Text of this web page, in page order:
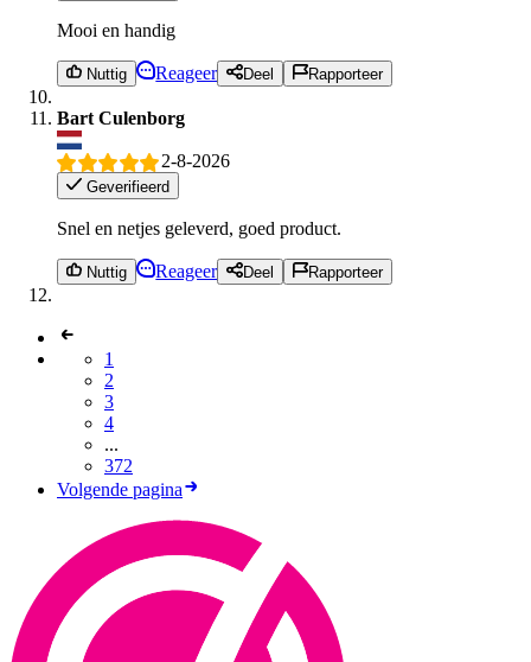
Mooi en handig
Nuttig Reageer Deel Rapporteer
Bart Culenborg
2-8-2026
Geverifieerd
Snel en netjes geleverd, goed product.
Nuttig Reageer Deel Rapporteer
1
2
3
4
...
372
Volgende pagina